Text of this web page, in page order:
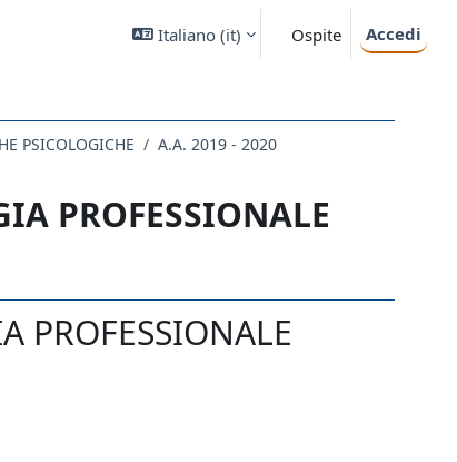
Italiano ‎(it)‎ Ospite Accedi
PSICOLOGICHE
A.A. 2019 - 2020
PROFESSIONALE
PROFESSIONALE